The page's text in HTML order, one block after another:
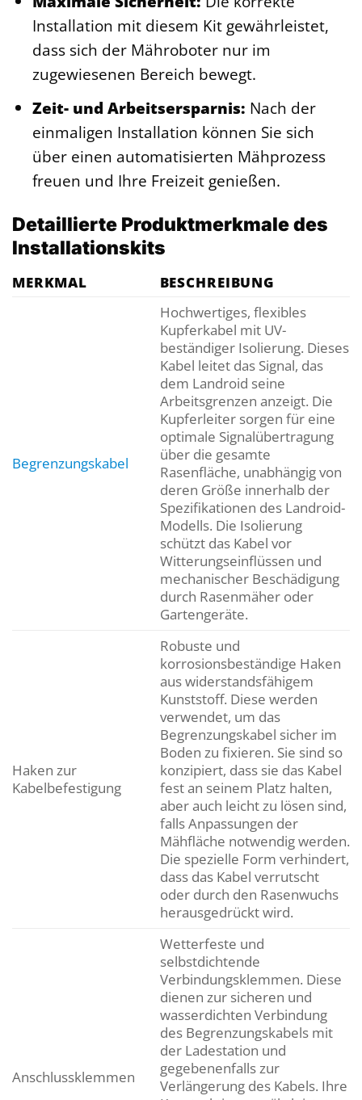
Installation mit diesem Kit gewährleistet,
dass sich der Mähroboter nur im
zugewiesenen Bereich bewegt.
Zeit- und Arbeitsersparnis: Nach der
einmaligen Installation können Sie sich
über einen automatisierten Mähprozess
freuen und Ihre Freizeit genießen.
Detaillierte Produktmerkmale des
Installationskits
MERKMAL BESCHREIBUNG
Begrenzungskabel
Hochwertiges, flexibles
Kupferkabel mit UV-
beständiger Isolierung. Dieses
Kabel leitet das Signal, das
dem Landroid seine
Arbeitsgrenzen anzeigt. Die
Kupferleiter sorgen für eine
optimale Signalübertragung
über die gesamte
Rasenfläche, unabhängig von
deren Größe innerhalb der
Spezifikationen des Landroid-
Modells. Die Isolierung
schützt das Kabel vor
Witterungseinflüssen und
mechanischer Beschädigung
durch Rasenmäher oder
Gartengeräte.
Haken zur
Kabelbefestigung
Robuste und
korrosionsbeständige Haken
aus widerstandsfähigem
Kunststoff. Diese werden
verwendet, um das
Begrenzungskabel sicher im
Boden zu fixieren. Sie sind so
konzipiert, dass sie das Kabel
fest an seinem Platz halten,
aber auch leicht zu lösen sind,
falls Anpassungen der
Mähfläche notwendig werden.
Die spezielle Form verhindert,
dass das Kabel verrutscht
oder durch den Rasenwuchs
herausgedrückt wird.
Anschlussklemmen
Wetterfeste und
selbstdichtende
Verbindungsklemmen. Diese
dienen zur sicheren und
wasserdichten Verbindung
des Begrenzungskabels mit
der Ladestation und
gegebenenfalls zur
Verlängerung des Kabels. Ihre